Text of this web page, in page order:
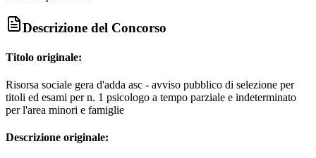
Descrizione del Concorso
Titolo originale:
Risorsa sociale gera d'adda asc - avviso pubblico di selezione per
titoli ed esami per n. 1 psicologo a tempo parziale e indeterminato
per l'area minori e famiglie
Descrizione originale: